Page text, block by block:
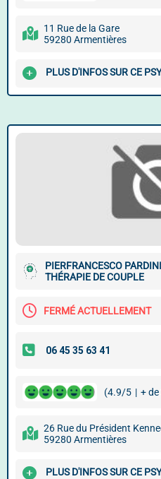
11 Rue de la Gare
59280 Armentières
PLUS D'INFOS SUR CE
PIERFRANCESCO
THÉRAPIE DE COUPLE
FERMÉ ACTUELLEMENT
(4.9/5 | +
26 Rue du Président
59280 Armentières
PLUS D'INFOS SUR CE